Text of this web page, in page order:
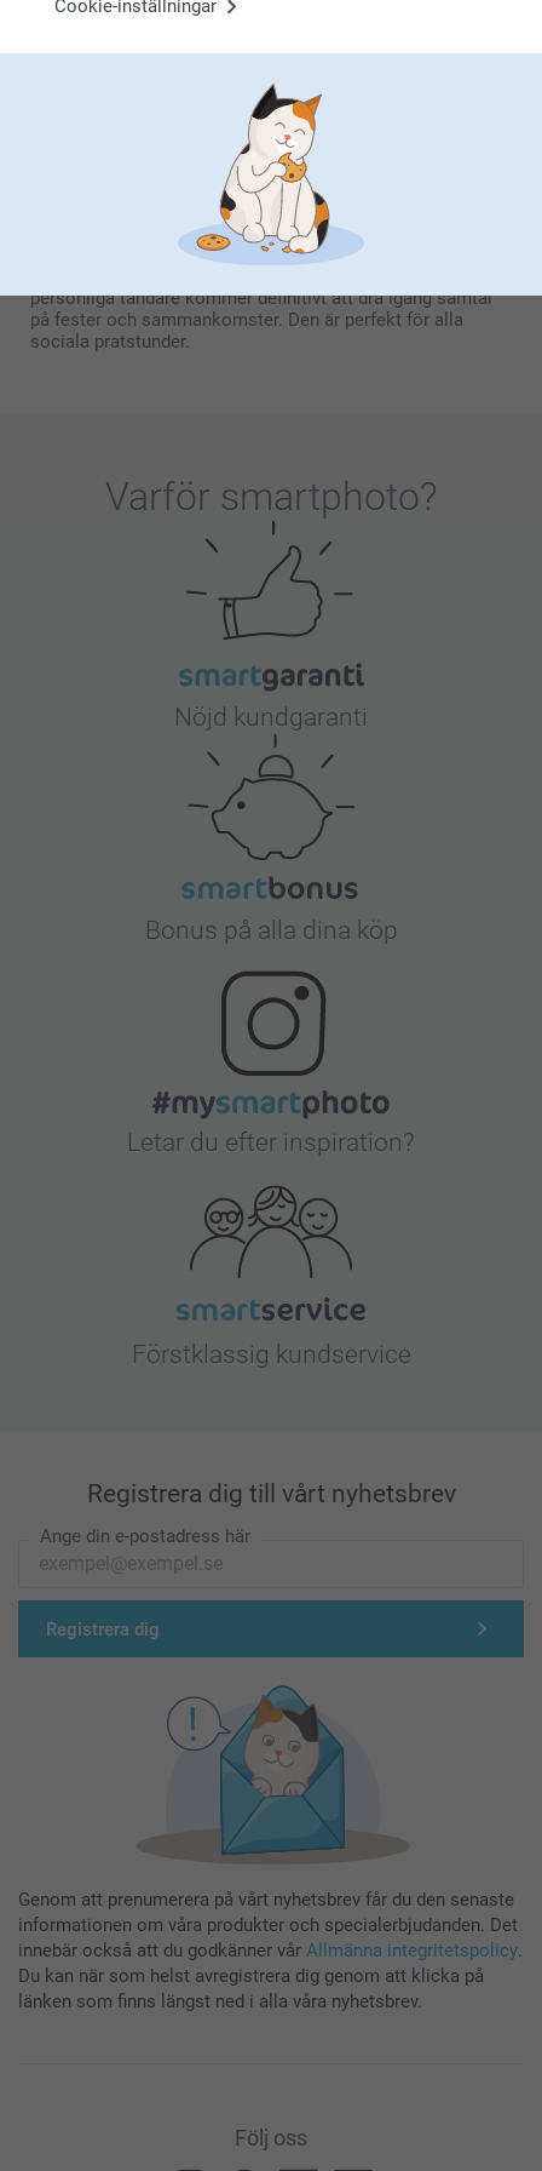
Cookie-inställningar
En personlig gåva visar att du lagt ned tid och möda på att
välja rätt present. Genom att personanpassa en tändare
visar du att du verkligen känner mottagaren. En personlig
tändare med foto är unik och kommer att sticka ut ur
mängden. Det är också en bra present eftersom den är
praktisk och används ofta, och du vet att mottagaren alltid
kommer att tänka på dig när den används. Tack vare
hållfastheten och materialet är den personanpassade
personliga tändare kommer definitivt att dra igång samtal
på fester och sammankomster. Den är perfekt för alla
sociala pratstunder.
Varför smartphoto?
Nöjd kundgaranti
Bonus på alla dina köp
Letar du efter inspiration?
Förstklassig kundservice
Registrera dig till vårt nyhetsbrev
Ange din e-postadress här
Registrera dig
Genom att prenumerera på vårt nyhetsbrev får du den senaste
informationen om våra produkter och specialerbjudanden. Det
innebär också att du godkänner vår Allmänna integritetspolicy.
Du kan när som helst avregistrera dig genom att klicka på
länken som finns längst ned i alla våra nyhetsbrev.
Följ oss